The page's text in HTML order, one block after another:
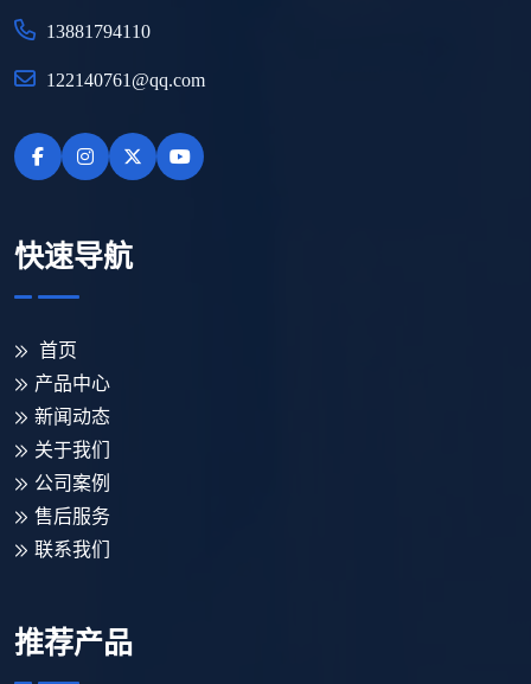
13881794110
122140761@qq.com
快速导航
首页
产品中心
新闻动态
关于我们
公司案例
售后服务
联系我们
推荐产品